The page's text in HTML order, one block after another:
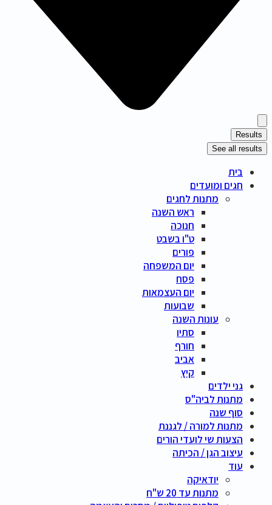
Results
See all results
בית
חגים ומועדים
מתנות לחגים
ראש השנה
חנוכה
ט"ו בשבט
פורים
יום המשפחה
פסח
יום העצמאות
שבועות
עונות השנה
סתיו
חורף
אביב
קיץ
גני ילדים
מתנות לביה"ס
סוף שנה
מתנות למורה / לגננת
הצעות שי לועדי הורים
עיצוב הגן / הכיתה
עוד
יודאיקה
מתנות עד 20 ש"ח